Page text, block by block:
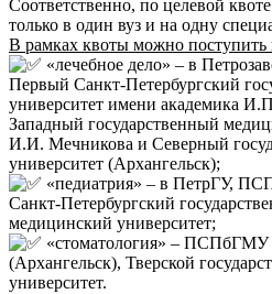
Соответственно, по целевой
только в один вуз и на одну
В рамках квоты можно поступить
«лечебное дело» – в
Первый Санкт-Петербургский
университет имени академика
Западный государственный
И.И. Мечникова и Северный
университет (Архангельск);
«педиатрия» – в ПетрГУ,
Санкт-Петербургский
медицинский университет;
«стоматология» –
(Архангельск), Тверской
университет.